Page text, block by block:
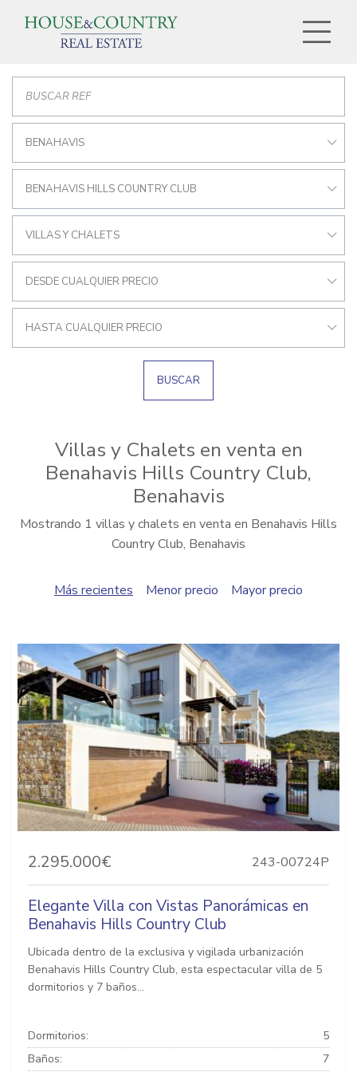
BENAHAVIS
BENAHAVIS HILLS COUNTRY CLUB
VILLAS Y CHALETS
DESDE CUALQUIER PRECIO
HASTA CUALQUIER PRECIO
BUSCAR
Villas y Chalets en venta en
Benahavis Hills Country Club,
Benahavis
Mostrando 1 villas y chalets en venta en Benahavis Hills
Country Club, Benahavis
Más recientes Menor precio Mayor precio
2.295.000€ 243-00724P
Elegante Villa con Vistas Panorámicas en
Benahavis Hills Country Club
Ubicada dentro de la exclusiva y vigilada urbanización
Benahavis Hills Country Club, esta espectacular villa de 5
dormitorios y 7 baños...
Dormitorios:
5
Baños:
7